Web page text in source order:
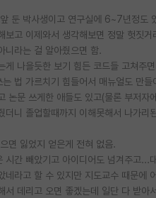
둔 박사생이고 연구실에 6~7년정도
보고 이제와서 생각해보면 정말 헛짓
니라는 걸 알아줬으면 함.
게 나을듯한 보기 힘든 코드들 고쳐주
법 가르치기 힘들어서 매뉴얼도 만
논문 쓰게한 애들도 있고(물론 부저자
더니 졸업할때까지 이해못해서 나가리
면 잃었지 얻은게 전혀 없음.
시간 빼았기고 아이디어도 넘겨주고...
네라고 할 수 있지만 지도교수 때문에
서 데리고 오면 좋겠는데 일단 다 받